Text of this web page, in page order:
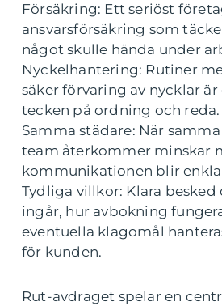
Försäkring: Ett seriöst
ansvarsförsäkring som
något skulle hända under
Nyckelhantering: Rutiner
säker förvaring av nycklar
tecken på ordning och reda.
Samma städare: När
team återkommer minskar
kommunikationen blir
Tydliga villkor: Klara besked
ingår, hur avbokning
eventuella klagomål
för kunden.
Rut-avdraget spelar en